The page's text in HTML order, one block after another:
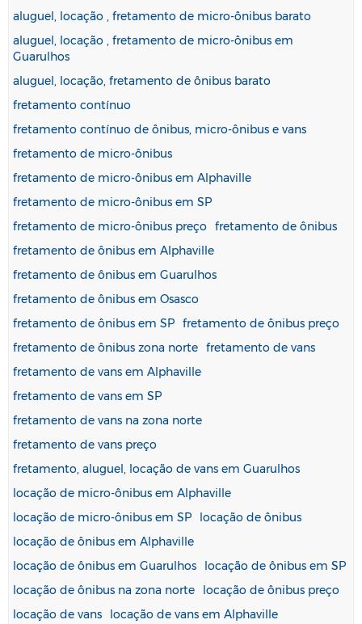
aluguel, locação , fretamento de micro-ônibus barato
aluguel, locação , fretamento de micro-ônibus em
Guarulhos
aluguel, locação, fretamento de ônibus barato
fretamento contínuo
fretamento contínuo de ônibus, micro-ônibus e vans
fretamento de micro-ônibus
fretamento de micro-ônibus em Alphaville
fretamento de micro-ônibus em SP
fretamento de micro-ônibus preço
fretamento de ônibus
fretamento de ônibus em Alphaville
fretamento de ônibus em Guarulhos
fretamento de ônibus em Osasco
fretamento de ônibus em SP fretamento de ônibus preço
fretamento de ônibus zona norte fretamento de vans
fretamento de vans em Alphaville
fretamento de vans em SP
fretamento de vans na zona norte
fretamento de vans preço
fretamento, aluguel, locação de vans em Guarulhos
locação de micro-ônibus em Alphaville
locação de micro-ônibus em SP
locação de ônibus
locação de ônibus em Alphaville
locação de ônibus em Guarulhos
locação de ônibus em SP
locação de ônibus na zona norte
locação de ônibus preço
locação de vans
locação de vans em Alphaville